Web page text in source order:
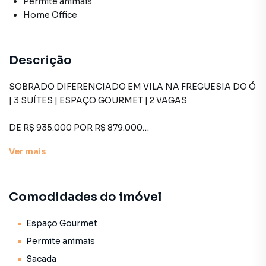
Home Office
Descrição
SOBRADO DIFERENCIADO EM VILA NA FREGUESIA DO Ó
| 3 SUÍTES | ESPAÇO GOURMET | 2 VAGAS
DE R$ 935.000 POR R$ 879.000
PRIVACIDADE E QUALIDADE DE VIDA.
com clima de casa de campo, mas perto de toda a
Esse sobrado entrega exatamente isso: modernidade,
Ver mais
Comodidades do imóvel
Espaço Gourmet
Permite animais
Sacada